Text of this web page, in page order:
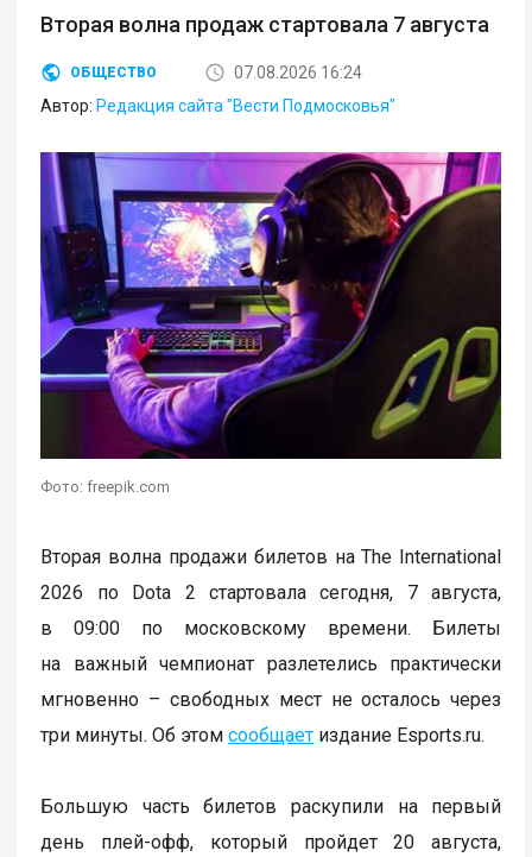
Вторая волна продаж стартовала 7 августа
ОБЩЕСТВО
07.08.2026 16:24
Автор: Редакция сайта "Вести Подмосковья"
Фото: freepik.com
Вторая волна продажи билетов на The International
2026 по Dota 2 стартовала сегодня, 7 августа,
в 09:00 по московскому времени. Билеты
на важный чемпионат разлетелись практически
мгновенно – свободных мест не осталось через
три минуты. Об этомсообщает издание Esports.ru.
Большую часть билетов раскупили на первый
день плей-офф, который пройдет 20 августа,